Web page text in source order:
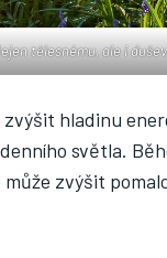
tělesnému, ale i
hladinu
světla.
zvýšit